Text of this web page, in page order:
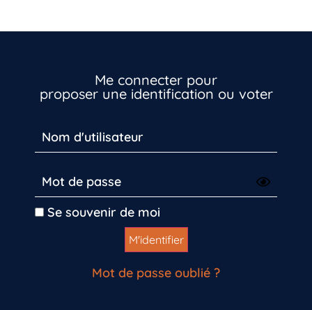
Me connecter pour
proposer une identification ou voter
Se souvenir de moi
Mot de passe oublié ?
Inscrivez-vous dès maintenant